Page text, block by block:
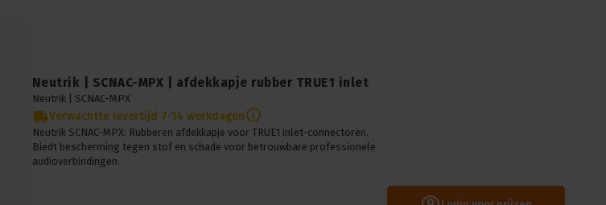
Neutrik | SCNAC-MPX | afdekkapje rubber TRUE1 inlet
Neutrik | SCNAC-MPX
Verwachtte levertijd 7-14 werkdagen
Neutrik SCNAC-MPX: Rubberen afdekkapje voor TRUE1 inlet-connectoren.
Biedt bescherming tegen stof en schade voor betrouwbare professionele
audioverbindingen.